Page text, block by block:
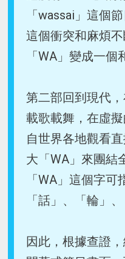
「wassai」這個
這個衝突和麻煩
「WA」變成一個
第二部回到現代
載歌載舞，在虛
自世界各地觀看
大「WA」來團結
「WA」這個字
「話」、「輪」
因此，根據查證